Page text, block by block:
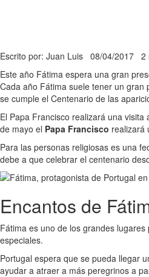
Escrito por: Juan Luis 08/04/2017 2
Este año Fátima espera una gran
Cada año Fátima suele tener un gran
se cumple el Centenario de las
El Papa Francisco realizará una
de mayo el Papa Francisco realizará
Para las personas religiosas es una
debe a que celebrar el centenario
Encantos de
Fátima es uno de los grandes
especiales.
Portugal espera que se pueda llegar
ayudar a atraer a más peregrinos a